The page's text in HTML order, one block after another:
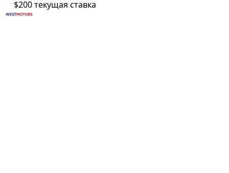
$200текущая ставка